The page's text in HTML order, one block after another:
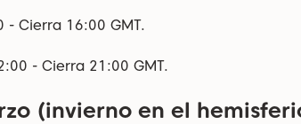
- Cierra 16:00 GMT.
- Cierra 21:00 GMT.
(invierno en el